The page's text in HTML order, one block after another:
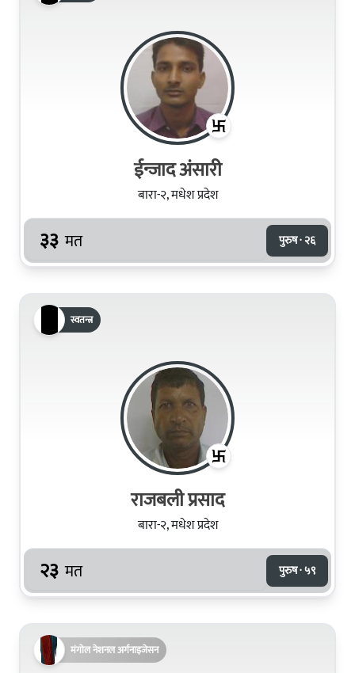
ईन्जाद अंसारी
बारा-२, मधेश प्रदेश
३३ मत पुरुष · २६
स्वतन्त्र
राजबली प्रसाद
बारा-२, मधेश प्रदेश
२३ मत पुरुष · ५९
मंगोल नेशनल अर्गनाइजेसन